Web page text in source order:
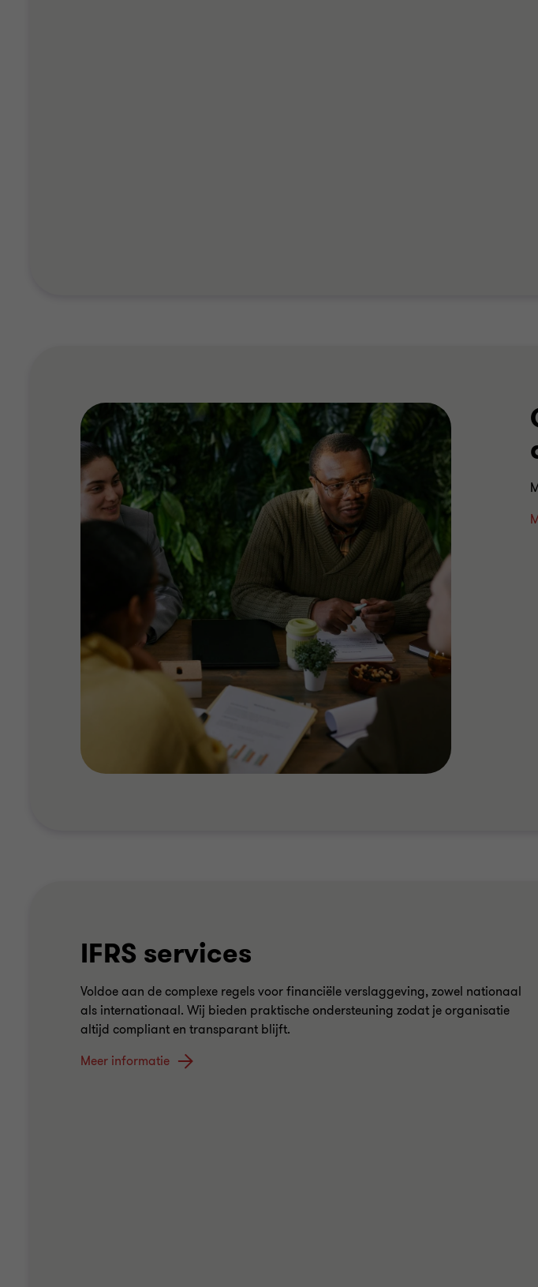
IFRS services
Voldoe aan de complexe regels voor financiële verslaggeving, zowel nationaal
als internationaal. Wij bieden praktische ondersteuning zodat je organisatie
altijd compliant en transparant blijft.
Meer informatie